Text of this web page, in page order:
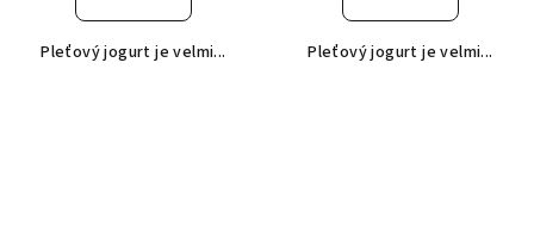
Pleťový jogurt je velmi... Pleťový jogurt je velmi...